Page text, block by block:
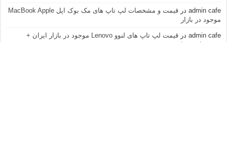
admin cafe در
قیمت و مشخصات لپ تاپ های مک بوک اپل MacBook Apple
موجود در بازار
admin cafe در
قیمت لپ تاپ های لنوو Lenovo موجود در بازار ایران +
مشخصات و عکس